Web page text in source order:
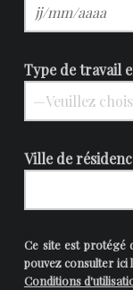
Type de travail
Ville de
Ce site est protégé
pouvez consulter ici
Conditions